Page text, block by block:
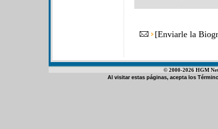
[Enviarle la
© 2000-2026 HGM
Al visitar estas páginas, acepta los